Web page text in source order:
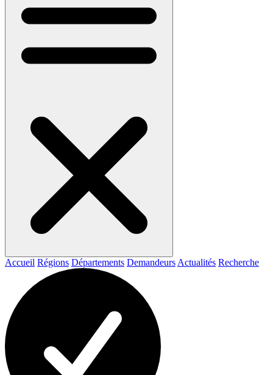
Accueil Régions Départements Demandeurs Actualités Recherche